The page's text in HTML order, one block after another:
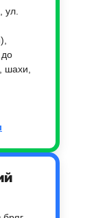
ул.
до
шахи,